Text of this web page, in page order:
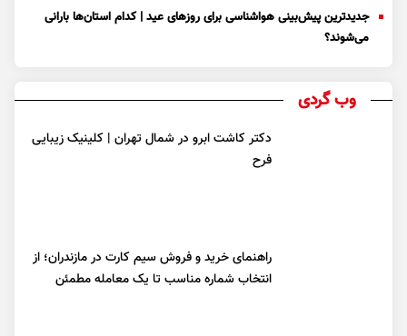
جدیدترین پیش‌بینی هواشناسی برای روزهای عید | کدام استان‌ها بارانی
می‌شوند؟
وب گردی
دکتر کاشت ابرو در شمال تهران | کلینیک زیبایی
فرح
راهنمای خرید و فروش سیم کارت در مازندران؛ از
انتخاب شماره مناسب تا یک معامله مطمئن